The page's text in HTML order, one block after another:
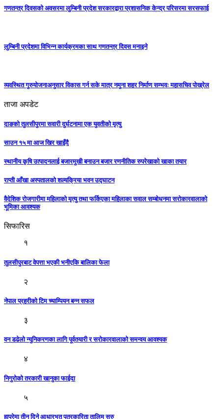
गणतन्त्र दिवसको अवसरमा लुम्बिनी प्रदेश सरकारद्वारा प्रशासनिक केन्द्र परिसरमा सरसफाई
लुम्बिनी प्रदेशमा विभिन्न कार्यक्रमका साथ गणतन्त्र दिवस मनाइने
व्यवस्थित गुरुयोजनाअनुसार विकास गर्न सके मात्र नमुना शहर निर्माण सम्भवः महासचिव पोख्रेल
ताजा अपडेट
दाङको तुलसीपुरमा सवारी दुर्घटनामा एक युवतीको मृत्यु
साउन १५ मा आज खिर खाइँदै
स्थानीय कृषि उत्पादनलाई बजारमुखी बनाउन बजार रणनीतिक रुपरेखाको खाका तयार
राप्ती आँखा अस्पतालको शल्यक्रिया भवन उद्घाटन
वैदेशिक रोजगारीमा महिलाको मृत्यु तथा फर्किएका महिलाका सवाल सम्बोधनमा सरोकारवालाको
भूमिका आवश्यक
सिफारिस
१
तुलसीपुरबाट वेपत्ता भएकी भनीएकि बालिका फेला
२
नेपाल प्रहरीको टिम च्याम्पियन बन्न सफल
३
वन डढेलो न्युनिकरणका लागि पूर्वतयारी र सरोकारवालाको समन्वय आवश्यक
४
निगुरोको तरकारी खानुका फाईदा
५
हापुरेमा तीन दिने आधारभूत पत्रकारिता तालिम सुरु